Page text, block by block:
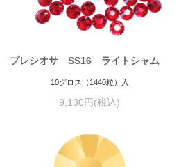
プレシオサ SS16 ライトシャム
10グロス（1440粒）入
9,130円(税込)